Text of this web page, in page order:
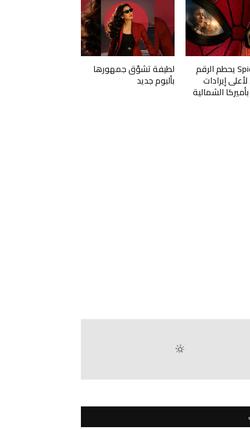
Spider Man يحطم الرقم
إيرادات
الشمالية
لطيفة تشوّق جمهورها
بألبوم جديد